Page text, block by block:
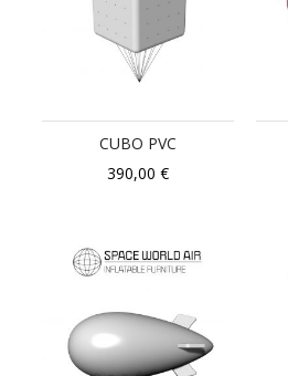
CUBO PVC
390,00 €